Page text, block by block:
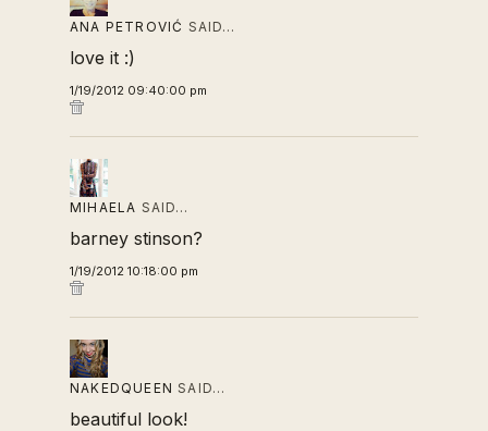
ANA PETROVIĆ SAID…
love it :)
1/19/2012 09:40:00 pm
MIHAELA SAID…
barney stinson?
1/19/2012 10:18:00 pm
NAKEDQUEEN SAID…
beautiful look!